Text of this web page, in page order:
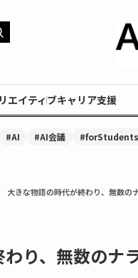
エイティブキャリア支援
#AI #AI会議 #forStudents
大きな物語の時代が終わり、無数の
り、無数のナ